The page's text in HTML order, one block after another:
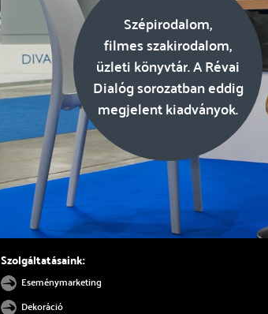
Szépirodalom,
filmes szakirodalom,
üzleti könyvtár. A Révai
Dialóg sorozatban eddig
megjelent kiadványok.
Szolgáltatásaink:
Eseménymarketing
Dekoráció